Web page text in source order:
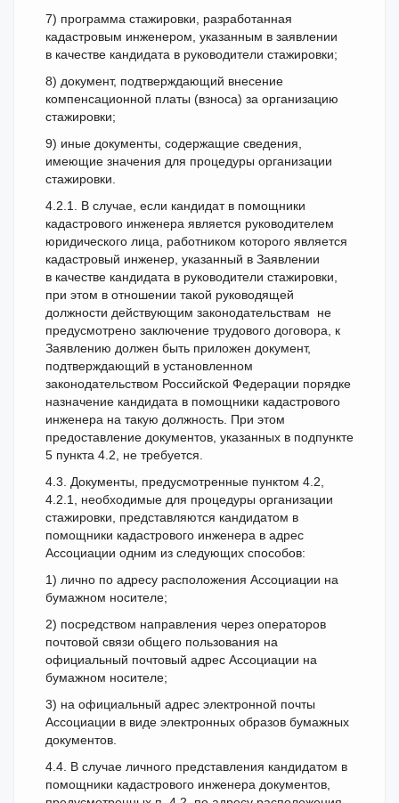
7) программа стажировки, разработанная
кадастровым инженером, указанным в заявлении
в качестве кандидата в руководители стажировки;
8) документ, подтверждающий внесение
компенсационной платы (взноса) за организацию
стажировки;
9) иные документы, содержащие сведения,
имеющие значения для процедуры организации
стажировки.
4.2.1. В случае, если кандидат в помощники
кадастрового инженера является руководителем
юридического лица, работником которого является
кадастровый инженер, указанный в Заявлении
в качестве кандидата в руководители стажировки,
при этом в отношении такой руководящей
должности действующим законодательствам не
предусмотрено заключение трудового договора, к
Заявлению должен быть приложен документ,
подтверждающий в установленном
законодательством Российской Федерации порядке
назначение кандидата в помощники кадастрового
инженера на такую должность. При этом
предоставление документов, указанных в подпункте
5 пункта 4.2, не требуется.
4.3. Документы, предусмотренные пунктом 4.2,
4.2.1, необходимые для процедуры организации
стажировки, представляются кандидатом в
помощники кадастрового инженера в адрес
Ассоциации одним из следующих способов:
1) лично по адресу расположения Ассоциации на
бумажном носителе;
2) посредством направления через операторов
почтовой связи общего пользования на
официальный почтовый адрес Ассоциации на
бумажном носителе;
3) на официальный адрес электронной почты
Ассоциации в виде электронных образов бумажных
документов.
4.4. В случае личного представления кандидатом в
помощники кадастрового инженера документов,